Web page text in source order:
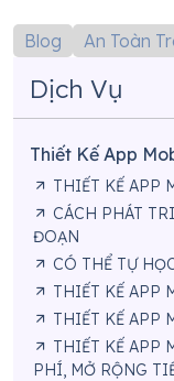
Blog An Toàn
Dịch Vụ
Thiết Kế App
THIẾT KẾ APP
CÁCH PHÁT
ĐOẠN
CÓ THỂ TỰ
THIẾT KẾ APP
THIẾT KẾ APP
THIẾT KẾ APP
PHÍ, MỞ RỘNG